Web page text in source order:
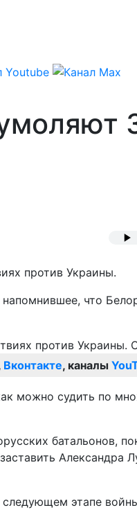
против Украины.
что
Вконтакте, каналы
можно судить по
батальонов,
Александра
этапе